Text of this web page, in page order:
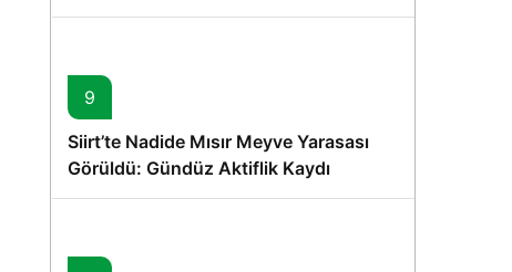
Dostları İçin Gönüllü Proje
9
Siirt’te Nadide Mısır Meyve Yarasası
Görüldü: Gündüz Aktiflik Kaydı